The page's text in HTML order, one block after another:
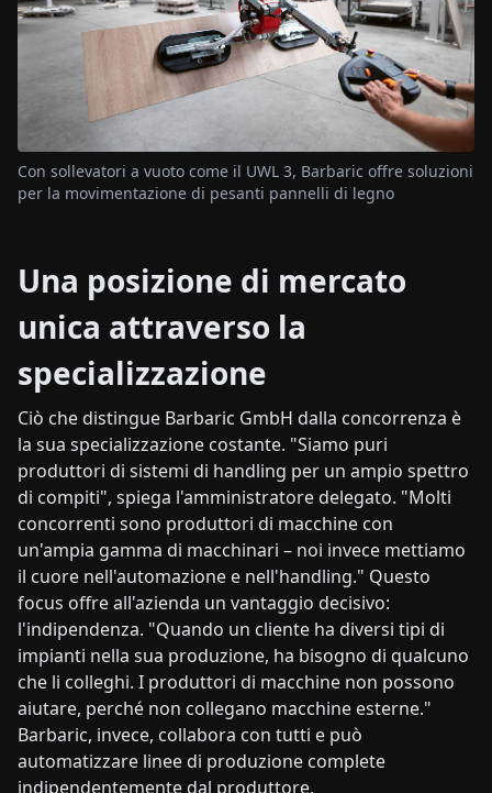
Con sollevatori a vuoto come il UWL 3, Barbaric offre soluzioni
per la movimentazione di pesanti pannelli di legno
Una posizione di mercato
unica attraverso la
specializzazione
Ciò che distingue Barbaric GmbH dalla concorrenza è
la sua specializzazione costante. "Siamo puri
produttori di sistemi di handling per un ampio spettro
di compiti", spiega l'amministratore delegato. "Molti
concorrenti sono produttori di macchine con
un'ampia gamma di macchinari – noi invece mettiamo
il cuore nell'automazione e nell'handling." Questo
focus offre all'azienda un vantaggio decisivo:
l'indipendenza. "Quando un cliente ha diversi tipi di
impianti nella sua produzione, ha bisogno di qualcuno
che li colleghi. I produttori di macchine non possono
aiutare, perché non collegano macchine esterne."
Barbaric, invece, collabora con tutti e può
automatizzare linee di produzione complete
indipendentemente dal produttore.